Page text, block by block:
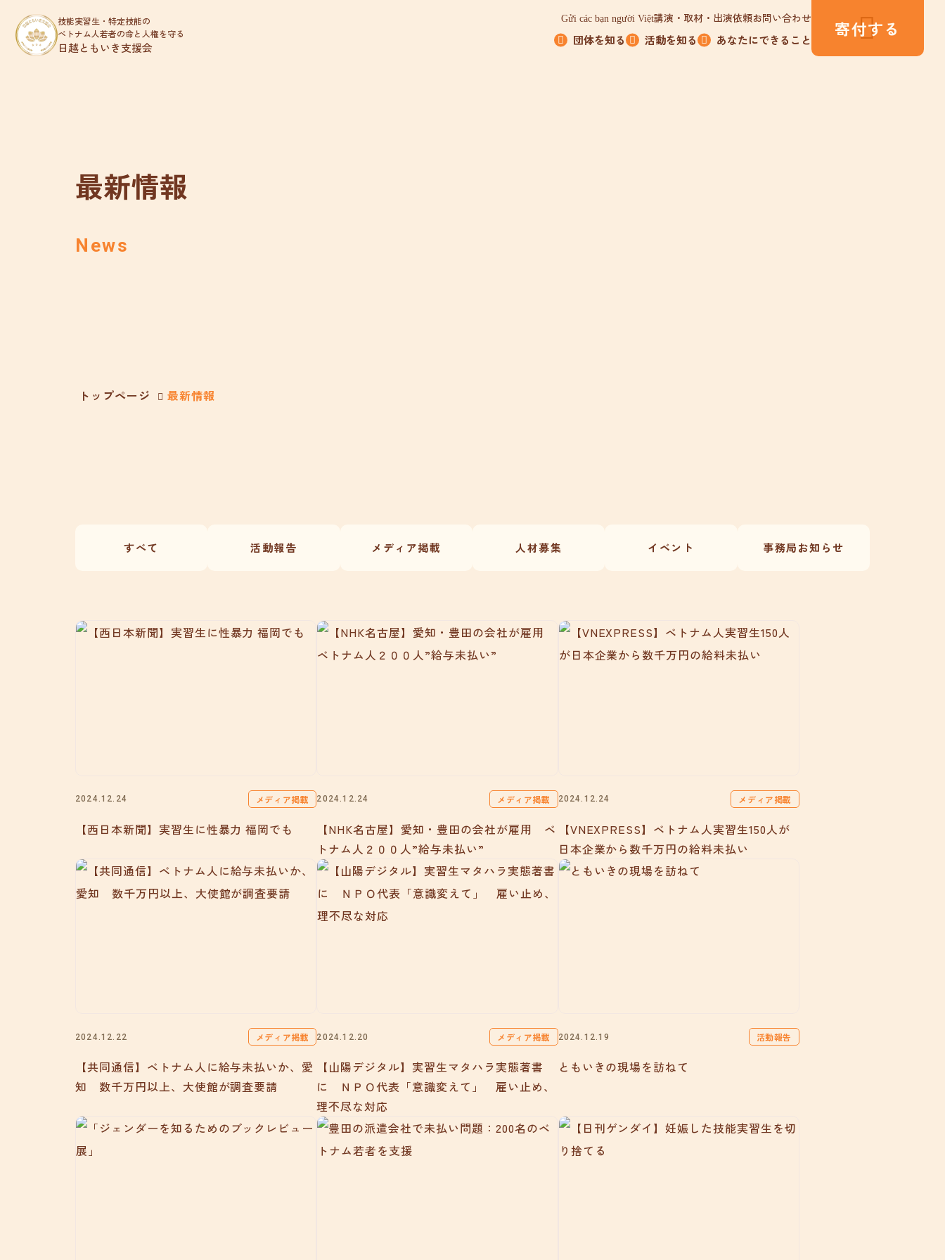
技能実習生・特定技能の
ベトナム人若者の命と人権を守る
日越ともいき支援会
Gửi các bạn người Việt講演・取材・出演依頼お問い合わせ
団体を知る 活動を知る あなたにできること
寄付する
最新情報
News
トップページ 最新情報
すべて 活動報告 メディア掲載 人材募集 イベント 事務局お知らせ
2024.12.24 メディア掲載
【西日本新聞】実習生に性暴力 福岡でも
2024.12.24 メディア掲載
【NHK名古屋】愛知・豊田の会社が雇用 ベ
トナム人２００人”給与未払い”
2024.12.24 メディア掲載
【VNEXPRESS】ベトナム人実習生150人が
日本企業から数千万円の給料未払い
2024.12.22 メディア掲載
【共同通信】ベトナム人に給与未払いか、愛
知 数千万円以上、大使館が調査要請
2024.12.20 メディア掲載
【山陽デジタル】実習生マタハラ実態著書
に ＮＰＯ代表「意識変えて」 雇い止め、
理不尽な対応
2024.12.19 活動報告
ともいきの現場を訪ねて